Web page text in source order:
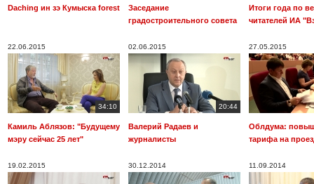
Daching ин зэ Кумыска forest
Заседание
градостроительного совета
Итоги года по
читателей ИА
22.06.2015
34:10
Камиль Аблязов: "Будущему
мэру сейчас 25 лет"
02.06.2015
20:44
Валерий Радаев и
журналисты
27.05.2015
Облдума:
тарифа на
19.02.2015 30.12.2014 11.09.2014